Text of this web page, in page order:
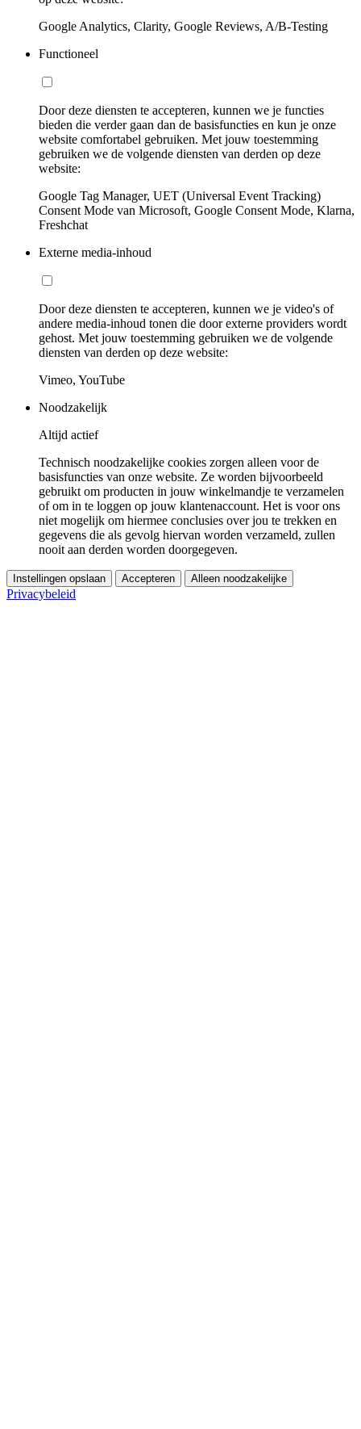
Google Analytics, Clarity, Google Reviews, A/B-Testing
Functioneel
Door deze diensten te accepteren, kunnen we je functies
bieden die verder gaan dan de basisfuncties en kun je onze
website comfortabel gebruiken. Met jouw toestemming
gebruiken we de volgende diensten van derden op deze
website:
Google Tag Manager, UET (Universal Event Tracking)
Consent Mode van Microsoft, Google Consent Mode, Klarna,
Freshchat
Externe media-inhoud
Door deze diensten te accepteren, kunnen we je video's of
andere media-inhoud tonen die door externe providers wordt
gehost. Met jouw toestemming gebruiken we de volgende
diensten van derden op deze website:
Vimeo, YouTube
Noodzakelijk
Altijd actief
Technisch noodzakelijke cookies zorgen alleen voor de
basisfuncties van onze website. Ze worden bijvoorbeeld
gebruikt om producten in jouw winkelmandje te verzamelen
of om in te loggen op jouw klantenaccount. Het is voor ons
niet mogelijk om hiermee conclusies over jou te trekken en
gegevens die als gevolg hiervan worden verzameld, zullen
nooit aan derden worden doorgegeven.
Instellingen opslaan Accepteren Alleen noodzakelijke
Privacybeleid